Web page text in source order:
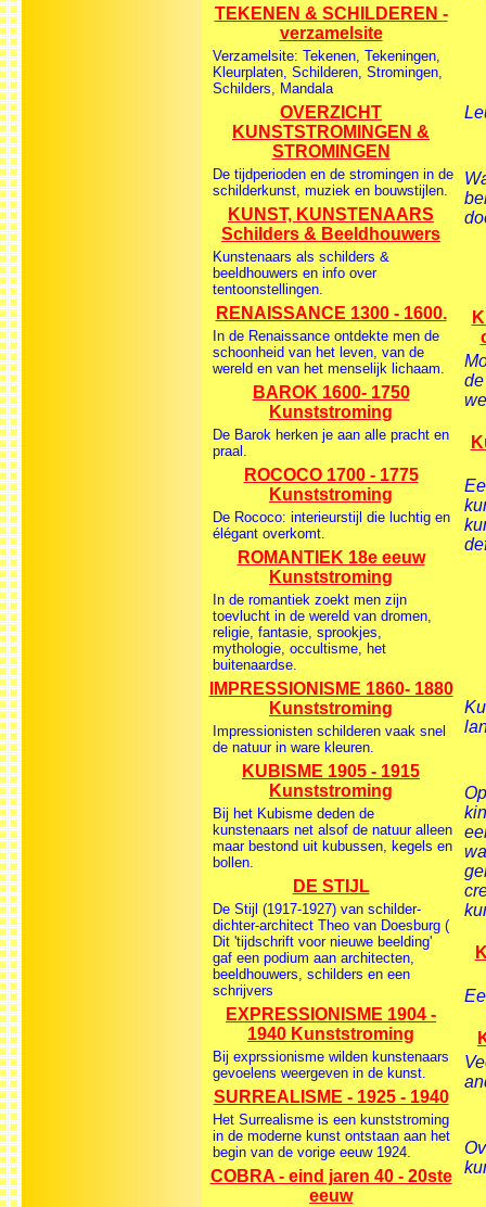
TEKENEN & SCHILDEREN -
verzamelsite
Verzamelsite: Tekenen, Tekeningen,
Kleurplaten, Schilderen, Stromingen,
Schilders, Mandala
OVERZICHT
KUNSTSTROMINGEN &
STROMINGEN
De tijdperioden en de stromingen in de
schilderkunst, muziek en bouwstijlen.
KUNST, KUNSTENAARS
Schilders & Beeldhouwers
Kunstenaars als schilders &
beeldhouwers en info over
tentoonstellingen.
RENAISSANCE 1300 - 1600.
In de Renaissance ontdekte men de
schoonheid van het leven, van de
wereld en van het menselijk lichaam.
BAROK 1600- 1750
Kunststroming
De Barok herken je aan alle pracht en
praal.
ROCOCO 1700 - 1775
Kunststroming
De Rococo: interieurstijl die luchtig en
élégant overkomt.
ROMANTIEK 18e eeuw
Kunststroming
In de romantiek zoekt men zijn
toevlucht in de wereld van dromen,
religie, fantasie, sprookjes,
mythologie, occultisme, het
buitenaardse.
IMPRESSIONISME 1860- 1880
Kunststroming
Impressionisten schilderen vaak snel
de natuur in ware kleuren.
KUBISME 1905 - 1915
Kunststroming
Bij het Kubisme deden de
kunstenaars net alsof de natuur alleen
maar bestond uit kubussen, kegels en
bollen.
DE STIJL
De Stijl (1917-1927) van schilder-
dichter-architect Theo van Doesburg (
Dit 'tijdschrift voor nieuwe beelding'
gaf een podium aan architecten,
beeldhouwers, schilders en een
schrijvers
EXPRESSIONISME 1904 -
1940 Kunststroming
Bij exprssionisme wilden kunstenaars
gevoelens weergeven in de kunst.
SURREALISME - 1925 - 1940
Het Surrealisme is een kunststroming
in de moderne kunst ontstaan aan het
begin van de vorige eeuw 1924.
COBRA - eind jaren 40 - 20ste
eeuw